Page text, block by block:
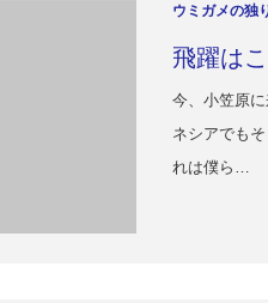
ウミガメの独
飛躍は
今、小笠原
ネシアでも
れは僕ら…